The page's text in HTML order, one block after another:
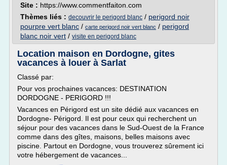
Site : https://www.commentfaiton.com
Thèmes liés : decouvrir le perigord blanc / perigord noir
pourpre vert blanc / carte perigord noir vert blanc / perigord
blanc noir vert / visite en perigord blanc
Location maison en Dordogne, gites
vacances à louer à Sarlat
Classé par:
Pour vos prochaines vacances: DESTINATION
DORDOGNE - PERIGORD !!!
Vacances en Périgord est un site dédié aux vacances en
Dordogne- Périgord. Il est pour ceux qui recherchent un
séjour pour des vacances dans le Sud-Ouest de la France
comme dans des gîtes, maisons, belles maisons avec
piscine. Partout en Dordogne, vous trouverez sûrement ici
votre hébergement de vacances...